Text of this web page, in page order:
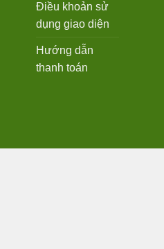
Điều khoản sử
dụng giao diện
Hướng dẫn
thanh toán